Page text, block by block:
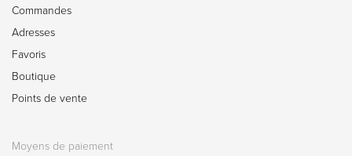
Commandes
Adresses
Favoris
Boutique
Points de vente
Moyens de paiement